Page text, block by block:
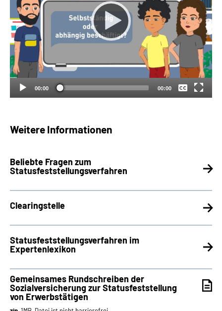
00:00 00:00
Keine
Deutsch
Weitere Informationen
Beliebte Fragen zum
Statusfeststellungsverfahren
Clearingstelle
Statusfeststellungsverfahren im
Expertenlexikon
Gemeinsames Rundschreiben der
Sozialversicherung zur Statusfeststellung
von Erwerbstätigen